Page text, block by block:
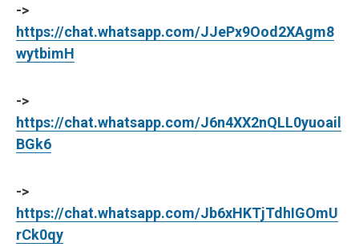
->
https://chat.whatsapp.com/JJePx9Ood2XAgm8
wytbimH
->
https://chat.whatsapp.com/J6n4XX2nQLL0yuoail
BGk6
->
https://chat.whatsapp.com/Jb6xHKTjTdhIGOmU
rCk0qy